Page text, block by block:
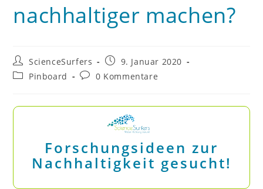
nachhaltiger machen?
ScienceSurfers
9. Januar 2020
Pinboard
0 Kommentare
Forschungsideen zur
Nachhaltigkeit gesucht!